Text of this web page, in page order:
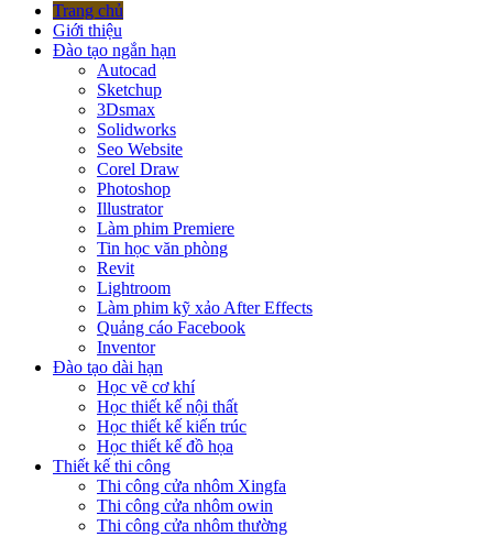
Trang chủ
Giới thiệu
Đào tạo ngắn hạn
Autocad
Sketchup
3Dsmax
Solidworks
Seo Website
Corel Draw
Photoshop
Illustrator
Làm phim Premiere
Tin học văn phòng
Revit
Lightroom
Làm phim kỹ xảo After Effects
Quảng cáo Facebook
Inventor
Đào tạo dài hạn
Học vẽ cơ khí
Học thiết kế nội thất
Học thiết kế kiến trúc
Học thiết kế đồ họa
Thiết kế thi công
Thi công cửa nhôm Xingfa
Thi công cửa nhôm owin
Thi công cửa nhôm thường